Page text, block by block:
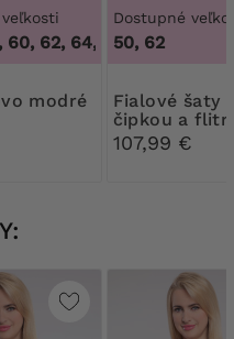
60, 62, 64, 48, 52, 56, 58,
Dostupné
50, 62
Fialové šaty s
čipkou a
107,99 €